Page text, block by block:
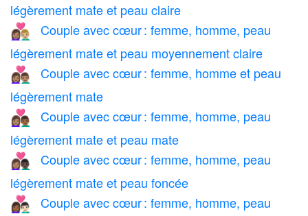
légèrement mate et peau claire
👩🏽‍❤️‍👨🏼
Couple avec cœur : femme, homme, peau
légèrement mate et peau moyennement claire
👩🏽‍❤️‍👨🏽
Couple avec cœur : femme, homme et peau
légèrement mate
👩🏽‍❤️‍👨🏾
Couple avec cœur : femme, homme, peau
légèrement mate et peau mate
👩🏽‍❤️‍👨🏿
Couple avec cœur : femme, homme, peau
légèrement mate et peau foncée
👩🏾‍❤️‍👨🏻
Couple avec cœur : femme, homme, peau